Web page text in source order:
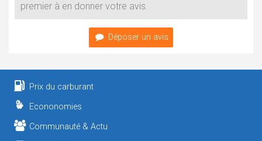
premier à en donner votre avis.
Déposer un avis
Prix du carburant
Econonomies
Communauté & Actu